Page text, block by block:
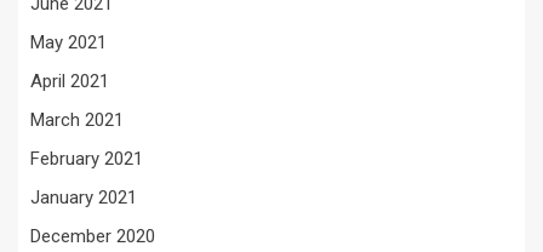
May 2021
April 2021
March 2021
February 2021
January 2021
December 2020